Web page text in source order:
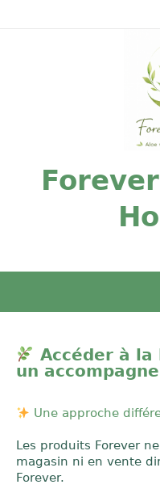
Accéder à
un
Une approche
Les produits Forever
magasin ni en vente
Forever.